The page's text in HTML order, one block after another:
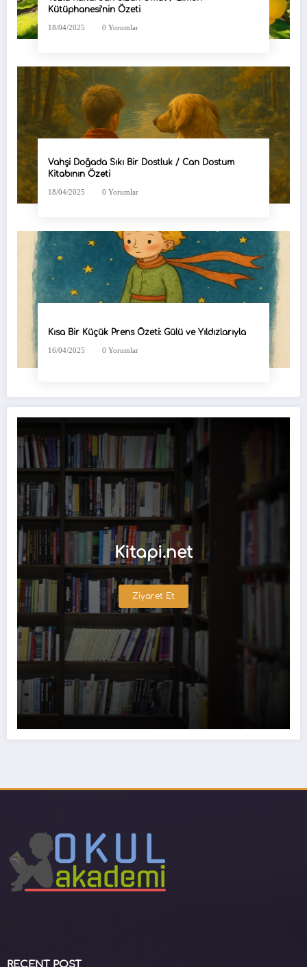
Kütüphanesi’nin Özeti
18/04/2025 0 Yorumlar
Vahşi Doğada Sıkı Bir Dostluk / Can Dostum
Kitabının Özeti
18/04/2025 0 Yorumlar
Kısa Bir Küçük Prens Özeti: Gülü ve Yıldızlarıyla
16/04/2025 0 Yorumlar
Kitapi.net
Ziyaret Et
RECENT POST